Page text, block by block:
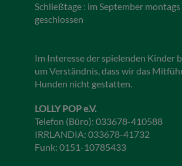
Schließtage : im September montags
geschlossen
Im Interesse der spielenden Kinder
um Verständnis, dass wir das
Hunden nicht gestatten.
LOLLY POP e.V.
Telefon (Büro): 033678-410588
IRRLANDIA: 033678-41732
Funk: 0151-10785433